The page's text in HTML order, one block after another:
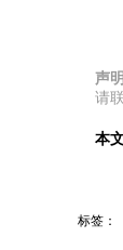
声明
请
本
标签：